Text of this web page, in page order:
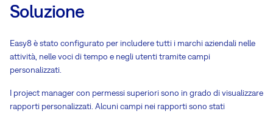
Soluzione
Easy8 è stato configurato per includere tutti i marchi aziendali nelle
attività, nelle voci di tempo e negli utenti tramite campi
personalizzati.
I project manager con permessi superiori sono in grado di visualizzare
rapporti personalizzati. Alcuni campi nei rapporti sono stati